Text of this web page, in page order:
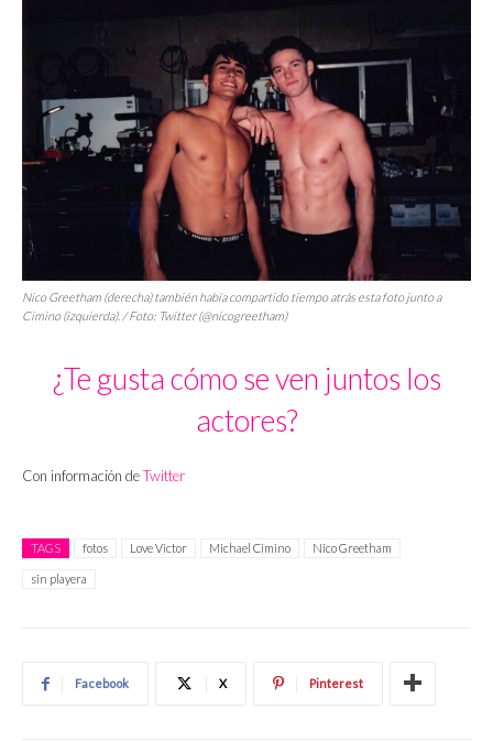
Nico Greetham (derecha) también había compartido tiempo atrás esta foto junto a
Cimino (izquierda). / Foto: Twitter (@nicogreetham)
¿Te gusta cómo se ven juntos los
actores?
Con información deTwitter
TAGS fotos Love Victor Michael Cimino Nico Greetham
sin playera
Facebook X Pinterest